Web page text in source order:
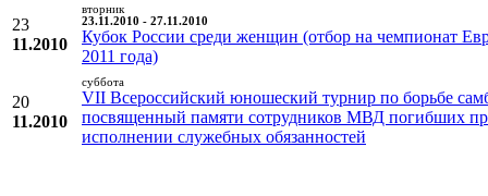
23
11.2010
вторник
23.11.2010 - 27.11.2010
Кубок России среди женщин (отбор на чемпионат
2011 года)
20
11.2010
суббота
VII Всероссийский юношеский турнир по борьбе
посвященный памяти сотрудников МВД погибших
исполнении служебных обязанностей